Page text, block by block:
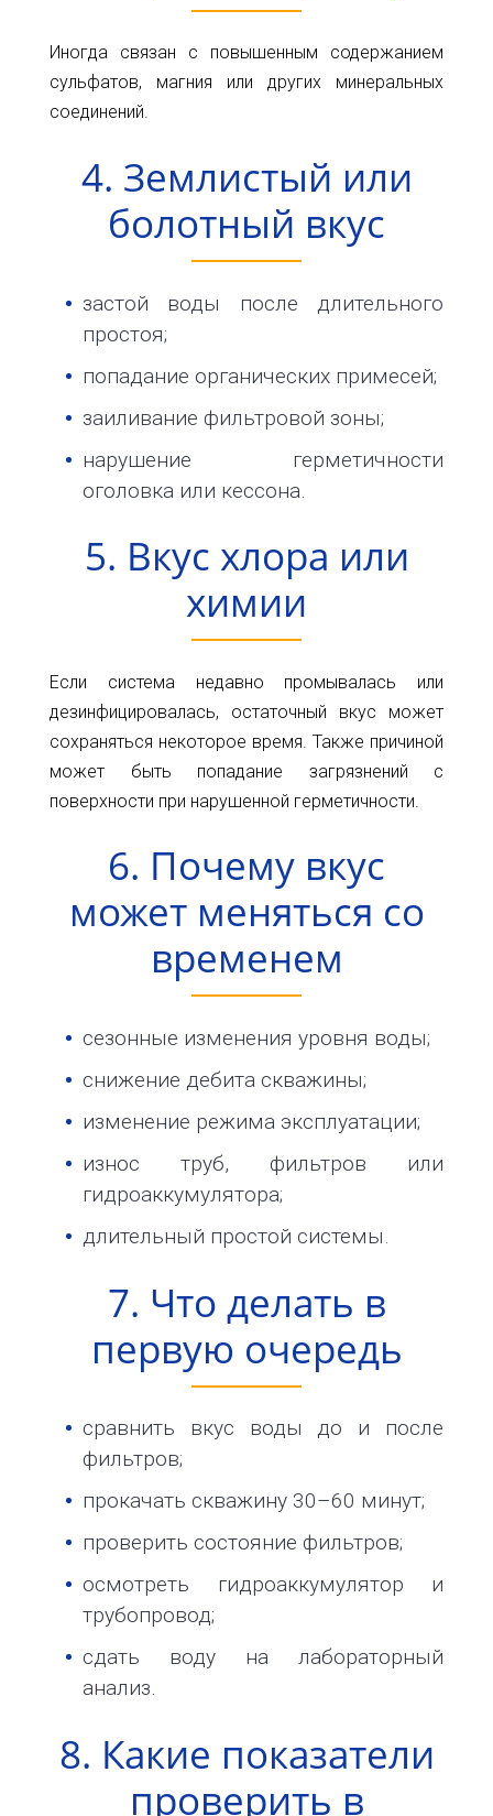
Иногда связан с повышенным содержанием
сульфатов, магния или других минеральных
соединений.
4. Землистый или
болотный вкус
застой воды после длительного
простоя;
попадание органических примесей;
заиливание фильтровой зоны;
нарушение герметичности
оголовка или кессона.
5. Вкус хлора или
химии
Если система недавно промывалась или
дезинфицировалась, остаточный вкус может
сохраняться некоторое время. Также причиной
может быть попадание загрязнений с
поверхности при нарушенной герметичности.
6. Почему вкус
может меняться со
временем
сезонные изменения уровня воды;
снижение дебита скважины;
изменение режима эксплуатации;
износ труб, фильтров или
гидроаккумулятора;
длительный простой системы.
7. Что делать в
первую очередь
сравнить вкус воды до и после
фильтров;
прокачать скважину 30–60 минут;
проверить состояние фильтров;
осмотреть гидроаккумулятор и
трубопровод;
сдать воду на лабораторный
анализ.
8. Какие показатели
проверить в